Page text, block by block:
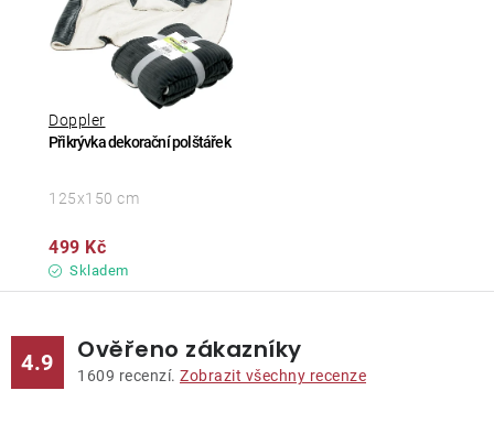
Přikrývka dekorační polštářek
Doppler
Skladem
499 Kč
125x150 cm
4.9 Ověřeno zákazníky
1609 recenzí. Zobrazit všechny recenze